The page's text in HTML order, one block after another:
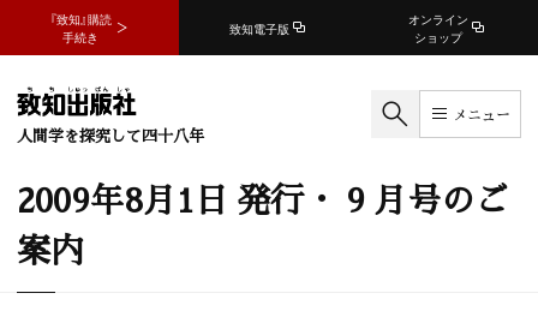
『致知』購読
手続き
致知電子版
オンライン
ショップ
人間学を探究して四十八年
メニュー
2009年8月1日 発行・ 9 月号のご
案内